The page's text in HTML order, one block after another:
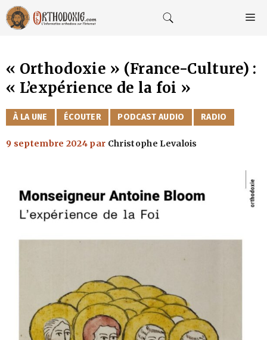
Aller
au
contenu
« Orthodoxie » (France-Culture) :
« L’expérience de la foi »
CATÉGORIES
À LA UNE ÉCOUTER PODCAST AUDIO RADIO
9 septembre 2024 par Christophe Levalois